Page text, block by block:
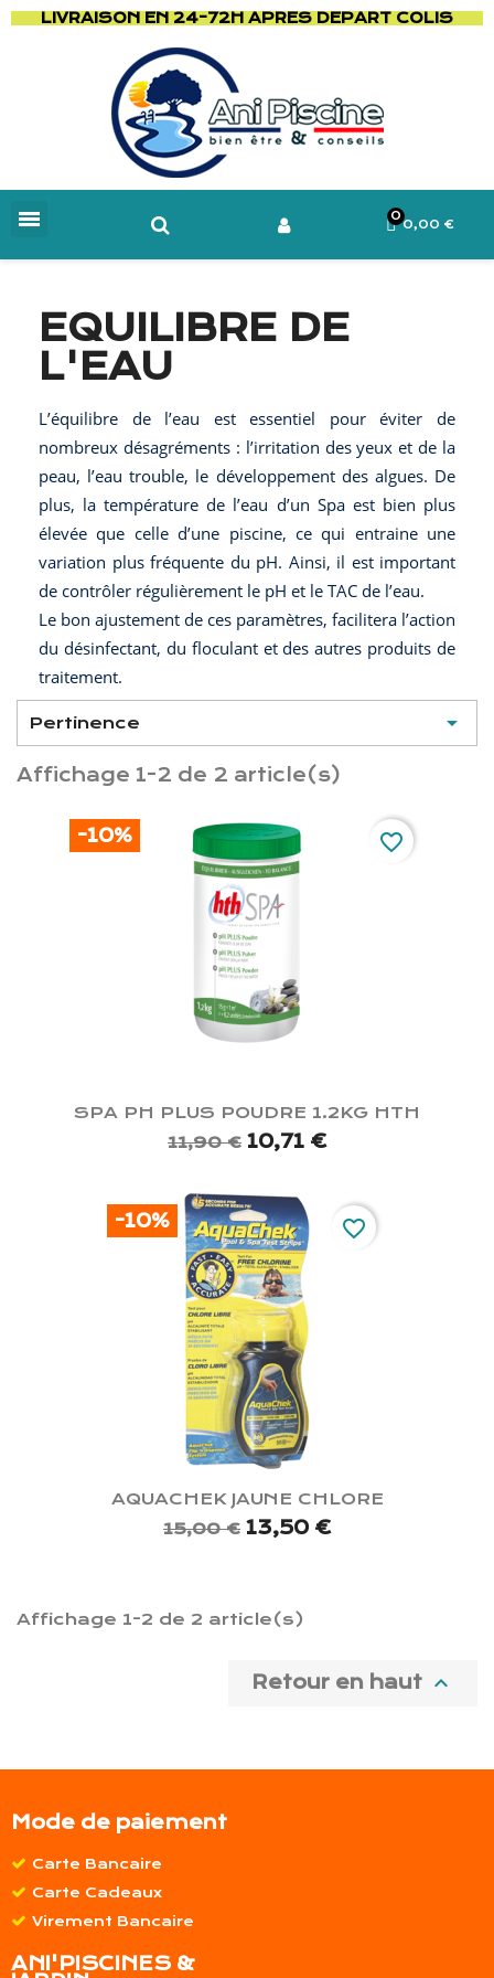
LIVRAISON EN 24-72H APRES DEPART COLIS
0,00 €
EQUILIBRE DE
L'EAU
L’équilibre de l’eau est essentiel pour éviter de
nombreux désagréments : l’irritation des yeux et de la
peau, l’eau trouble, le développement des algues. De
plus, la température de l’eau d’un Spa est bien plus
élevée que celle d’une piscine, ce qui entraine une
variation plus fréquente du pH. Ainsi, il est important
de contrôler régulièrement le pH et le TAC de l’eau.
Le bon ajustement de ces paramètres, facilitera l’action
du désinfectant, du floculant et des autres produits de
traitement.
Pertinence 
Affichage 1-2 de 2 article(s)
SPA PH PLUS POUDRE 1.2KG HTH
11,90 € 10,71 €
-10% favorite_border
AQUACHEK JAUNE CHLORE
15,00 € 13,50 €
-10% favorite_border
Affichage 1-2 de 2 article(s)
Retour en haut 
Mode de paiement
Carte Bancaire
Carte Cadeaux
Virement Bancaire
ANI'PISCINES &